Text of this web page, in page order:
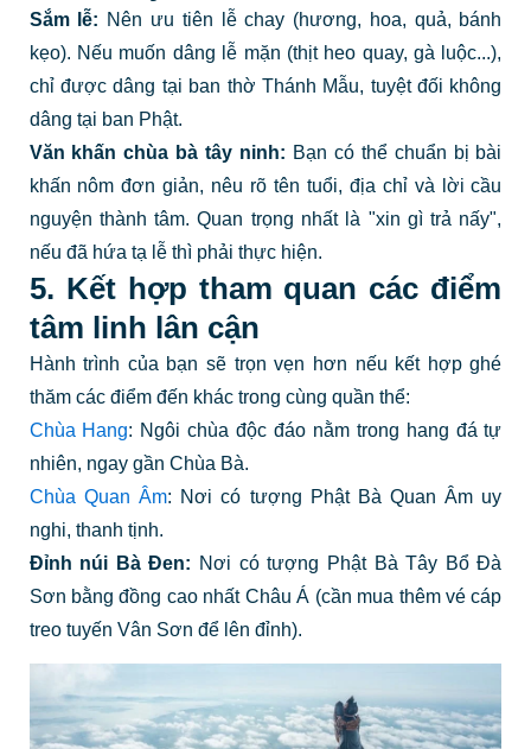
Sắm lễ: Nên ưu tiên lễ chay (hương, hoa, quả, bánh
kẹo). Nếu muốn dâng lễ mặn (thịt heo quay, gà luộc...),
chỉ được dâng tại ban thờ Thánh Mẫu, tuyệt đối không
dâng tại ban Phật.
Văn khấn chùa bà tây ninh: Bạn có thể chuẩn bị bài
khấn nôm đơn giản, nêu rõ tên tuổi, địa chỉ và lời cầu
nguyện thành tâm. Quan trọng nhất là "xin gì trả nấy",
nếu đã hứa tạ lễ thì phải thực hiện.
5. Kết hợp tham quan các điểm
tâm linh lân cận
Hành trình của bạn sẽ trọn vẹn hơn nếu kết hợp ghé
thăm các điểm đến khác trong cùng quần thể:
Chùa Hang: Ngôi chùa độc đáo nằm trong hang đá tự
nhiên, ngay gần Chùa Bà.
Chùa Quan Âm: Nơi có tượng Phật Bà Quan Âm uy
nghi, thanh tịnh.
Đỉnh núi Bà Đen: Nơi có tượng Phật Bà Tây Bổ Đà
Sơn bằng đồng cao nhất Châu Á (cần mua thêm vé cáp
treo tuyến Vân Sơn để lên đỉnh).